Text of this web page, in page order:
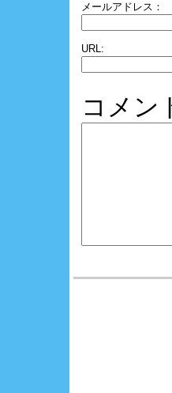
メールアドレス：
URL:
コメ